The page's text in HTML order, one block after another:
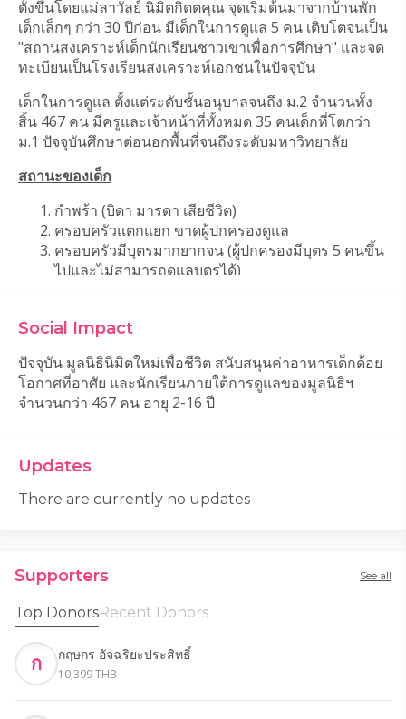
ตั้งขึ้นโดยแม่ลาวัลย์ นิมิตกิตตคุณ จุดเริ่มต้นมาจากบ้านพัก
เด็กเล็กๆ กว่า 30 ปีก่อน มีเด็กในการดูแล 5 คน เติบโตจนเป็น
"สถานสงเคราะห์เด็กนักเรียนชาวเขาเพื่อการศึกษา" และจด
ทะเบียนเป็นโรงเรียนสงเคราะห์เอกชนในปัจจุบัน
เด็กในการดูแล ตั้งแต่ระดับชั้นอนุบาลจนถึง ม.2 จำนวนทั้ง
สิ้น 467 คน มีครูและเจ้าหน้าที่ทั้งหมด 35 คนเด็กที่โตกว่า
ม.1 ปัจจุบันศึกษาต่อนอกพื้นที่จนถึงระดับมหาวิทยาลัย
สถานะของเด็ก
กำพร้า (บิดา มารดา เสียชีวิต)
ครอบครัวแตกแยก ขาดผู้ปกครองดูแล
ครอบครัวมีบุตรมากยากจน (ผู้ปกครองมีบุตร 5 คนขึ้น
ไปและไม่สามารถดูแลบุตรได้)
เด็กที่อยู่นอกพื้นที่เขตบริการด้านการศึกษา
งานหลักของมูลนิธิ คือการสงเคราะห์เด็กด้อยโอกาสให้ได้
รับปัจจัยพื้นฐาน ได้รับความรัก และได้เห็นคุณค่าตัวเองเพื่อ
ที่จะเป็นผู้ใหญ่ที่มีคุณภาพ และพร้อมจะเป็นคนรุ่นใหม่ที่มี
วัตถุประสงค์อย่างเป็นทางการของมูลนิธิ
เพื่อประโยชน์สาธารณะหรือร่วมมือกับองค์กรที่
เกี่ยวข้องทั้งภาครัฐและเอกชนเพื่อทำงานด้าน
โรงเรียนด้านที่พักอาศัย การฝึกอบรมจริยธรรมเพื่อ
เพื่อสนับสนุนการศึกษาสิทธิมนุษยชนและการพัฒนา
อาชีพสำหรับกลุ่มเด็กผู้หญิงด้อยโอกาสและผู้ยากไร้
เพื่อเผยแพร่ความรู้และส่งเสริมการบริการสาธารณสุข
เพื่อสุขภาพที่ดีทั้งทางร่ายกายจิตใจและจิตวิญญาณ
Social Impact
ปัจจุบัน มูลนิธินิมิตใหม่เพื่อชีวิต สนับสนุนค่าอาหารเด็กด้อย
โอกาศที่อาศัย และนักเรียนภายใต้การดูแลของมูลนิธิฯ
จำนวนกว่า 467 คน อายุ 2-16 ปี
Updates
There are currently no updates
Supporters See all
Top DonorsRecent Donors
ก กฤษกร อัจฉริยะประสิทธิ์
10,399 THB